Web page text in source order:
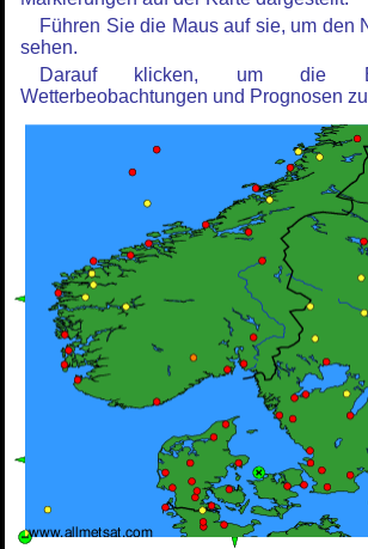
Führen Sie die Maus auf sie, um den
sehen.
Darauf klicken, um die
Wetterbeobachtungen und Prognosen